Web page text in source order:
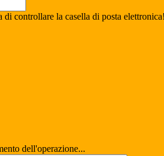
di controllare la casella di posta elettronica!
dell'operazione...